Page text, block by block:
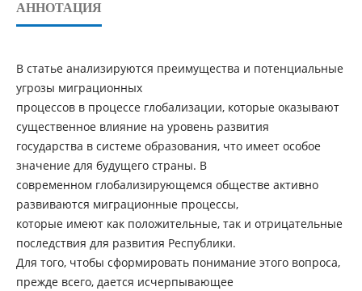
АННОТАЦИЯ
В статье анализируются преимущества и потенциальные
угрозы миграционных
процессов в процессе глобализации, которые оказывают
существенное влияние на уровень развития
государства в системе образования, что имеет особое
значение для будущего страны. В
современном глобализирующемся обществе активно
развиваются миграционные процессы,
которые имеют как положительные, так и отрицательные
последствия для развития Республики.
Для того, чтобы сформировать понимание этого вопроса,
прежде всего, дается исчерпывающее